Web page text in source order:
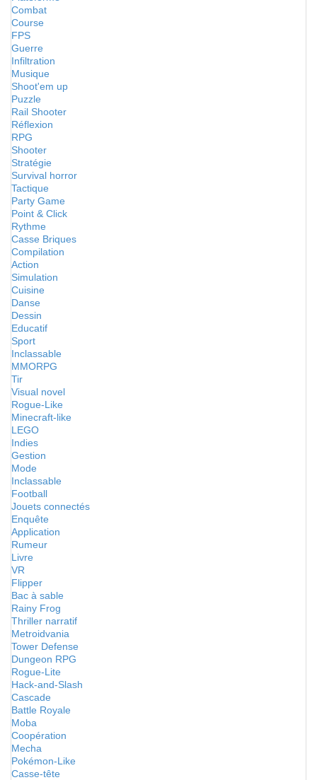
Combat
Course
FPS
Guerre
Infiltration
Musique
Shoot'em up
Puzzle
Rail Shooter
Réflexion
RPG
Shooter
Stratégie
Survival horror
Tactique
Party Game
Point & Click
Rythme
Casse Briques
Compilation
Action
Simulation
Cuisine
Danse
Dessin
Educatif
Sport
Inclassable
MMORPG
Tir
Visual novel
Rogue-Like
Minecraft-like
LEGO
Indies
Gestion
Mode
Inclassable
Football
Jouets connectés
Enquête
Application
Rumeur
Livre
VR
Flipper
Bac à sable
Rainy Frog
Thriller narratif
Metroidvania
Tower Defense
Dungeon RPG
Rogue-Lite
Hack-and-Slash
Cascade
Battle Royale
Moba
Coopération
Mecha
Pokémon-Like
Casse-tête